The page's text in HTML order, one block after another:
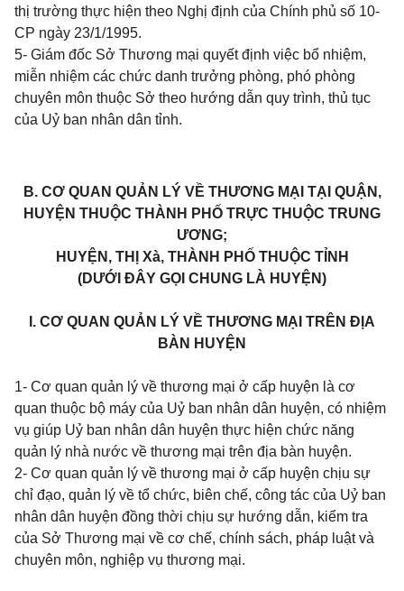
thị trường thực hiện theo Nghị định của Chính phủ số 10-
CP ngày 23/1/1995.
5- Giám đốc Sở Thương mại quyết định việc bổ nhiệm,
miễn nhiệm các chức danh trưởng phòng, phó phòng
chuyên môn thuộc Sở theo hướng dẫn quy trình, thủ tục
của Uỷ ban nhân dân tỉnh.
B. CƠ QUAN QUẢN LÝ VỀ THƯƠNG MẠI TẠI QUẬN,
HUYỆN THUỘC THÀNH PHỐ TRỰC THUỘC TRUNG
ƯƠNG;
HUYỆN, THỊ Xà, THÀNH PHỐ THUỘC TỈNH
(DƯỚI ĐÂY GỌI CHUNG LÀ HUYỆN)
I. CƠ QUAN QUẢN LÝ VỀ THƯƠNG MẠI TRÊN ĐỊA
BÀN HUYỆN
1- Cơ quan quản lý về thương mại ở cấp huyện là cơ
quan thuộc bộ máy của Uỷ ban nhân dân huyện, có nhiệm
vụ giúp Uỷ ban nhân dân huyện thực hiện chức năng
quản lý nhà nước về thương mại trên địa bàn huyện.
2- Cơ quan quản lý về thương mại ở cấp huyện chịu sự
chỉ đạo, quản lý về tổ chức, biên chế, công tác của Uỷ ban
nhân dân huyện đồng thời chịu sự hướng dẫn, kiểm tra
của Sở Thương mại về cơ chế, chính sách, pháp luật và
chuyên môn, nghiệp vụ thương mại.